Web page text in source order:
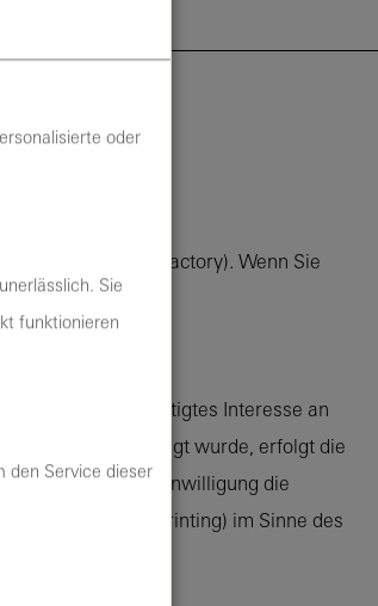
DomainFactory). Wenn Sie
Adressen.
datenschutz/
haben ein berechtigtes Interesse an
abgefragt wurde, erfolgt die
soweit die Einwilligung die
Device-Fingerprinting) im Sinne des
oder
Sie
funktionieren
den Service dieser